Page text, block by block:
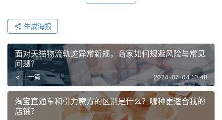
生成海报
面对天猫物流轨迹异常新规，商家如何规避风险与常见
问题？
上一篇 2024-07-04 10:48
淘宝直通车和引力魔方的区别是什么？哪种更适合我的
店铺？